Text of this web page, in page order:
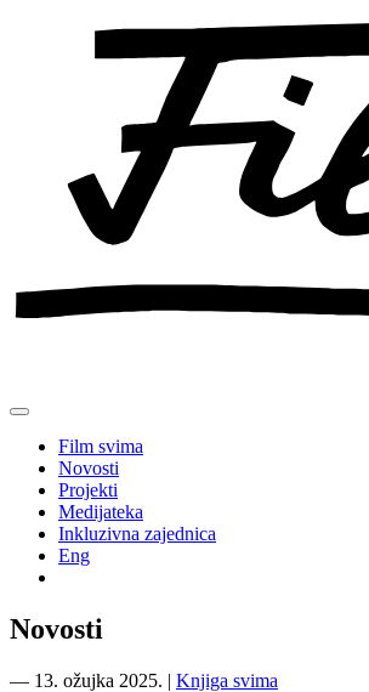
Film svima
Novosti
Projekti
Medijateka
Inkluzivna zajednica
Eng
Novosti
― 13. ožujka 2025. | Knjiga svima